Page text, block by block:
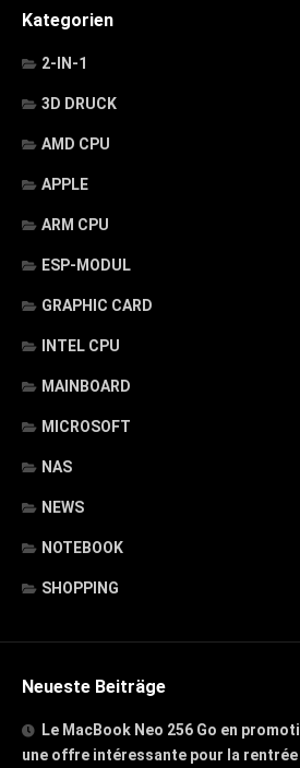
Kategorien
2-IN-1
3D DRUCK
AMD CPU
APPLE
ARM CPU
ESP-MODUL
GRAPHIC CARD
INTEL CPU
MAINBOARD
MICROSOFT
NAS
NEWS
NOTEBOOK
SHOPPING
Neueste Beiträge
Le MacBook Neo 256 Go en
une offre intéressante pour la rentrée